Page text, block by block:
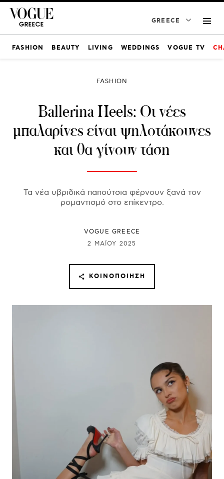
GREECE
FASHION BEAUTY LIVING WEDDINGS VOGUE TV
FASHION
Ballerina Heels: Οι νέες
μπαλαρίνες είναι ψηλοτάκουνες
και θα γίνουν τάση
Τα νέα υβριδικά παπούτσια φέρνουν ξανά τον
ρομαντισμό στο επίκεντρο.
VOGUE GREECE
2 ΜΑΪ́ΟΥ 2025
ΚΟΙΝΟΠΟΊΗΣΗ